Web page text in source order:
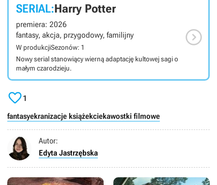
SERIAL:Harry Potter
premiera: 2026
fantasy, akcja, przygodowy, familijny
W produkcjiSezonów: 1
Nowy serial stanowiący wierną adaptację kultowej sagi o
małym czarodzieju.

1
fantasyekranizacje książekciekawostki filmowe
Autor:
Edyta Jastrzębska